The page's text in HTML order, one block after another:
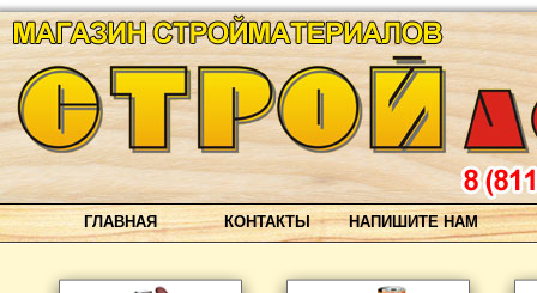
ГЛАВНАЯ КОНТАКТЫ НАПИШИТЕ НАМ